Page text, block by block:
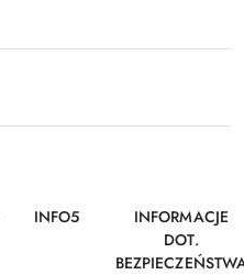
INFO5
INFORMACJE
DOT.